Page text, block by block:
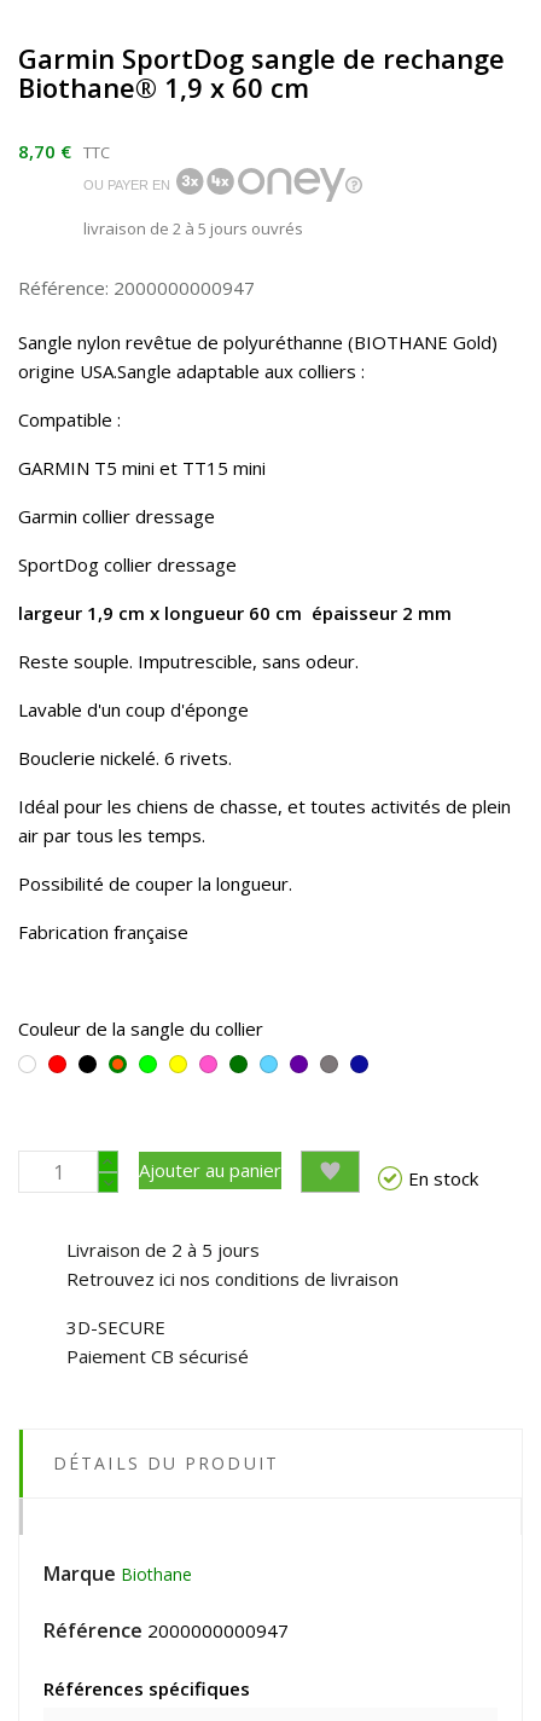
Garmin SportDog sangle de rechange
Biothane® 1,9 x 60 cm
8,70 € TTC
OU PAYER EN
livraison de 2 à 5 jours ouvrés
Référence: 2000000000947
Sangle nylon revêtue de polyuréthanne (BIOTHANE Gold)
origine USA.Sangle adaptable aux colliers :
Compatible :
GARMIN T5 mini et TT15 mini
Garmin collier dressage
SportDog collier dressage
largeur 1,9 cm x longueur 60 cm épaisseur 2 mm
Reste souple. Imputrescible, sans odeur.
Lavable d'un coup d'éponge
Bouclerie nickelé. 6 rivets.
Idéal pour les chiens de chasse, et toutes activités de plein
air par tous les temps.
Possibilité de couper la longueur.
Fabrication française
Couleur de la sangle du collier
BlancRouge
NoirOrange
VertJauneRosevertbleuvioletGrisBleu
Ajouter au panier En stock
Livraison de 2 à 5 jours
Retrouvez ici nos conditions de livraison
3D-SECURE
Paiement CB sécurisé
DÉTAILS DU PRODUIT
Marque Biothane
Référence 2000000000947
Références spécifiques